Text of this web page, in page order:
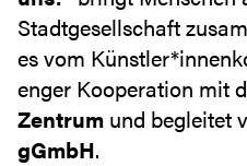
Stadtgesellschaft
es vom
enger Kooperation mit
Zentrum und begleitet
gGmbH.